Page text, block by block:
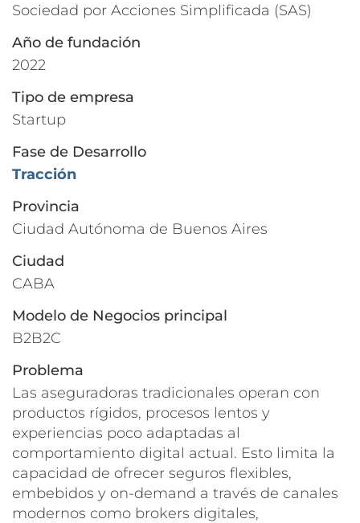
Sociedad por Acciones Simplificada (SAS)
Año de fundación
2022
Tipo de empresa
Startup
Fase de Desarrollo
Tracción
Provincia
Ciudad Autónoma de Buenos Aires
Ciudad
CABA
Modelo de Negocios principal
B2B2C
Problema
Las aseguradoras tradicionales operan con
productos rígidos, procesos lentos y
experiencias poco adaptadas al
comportamiento digital actual. Esto limita la
capacidad de ofrecer seguros flexibles,
embebidos y on-demand a través de canales
modernos como brokers digitales,